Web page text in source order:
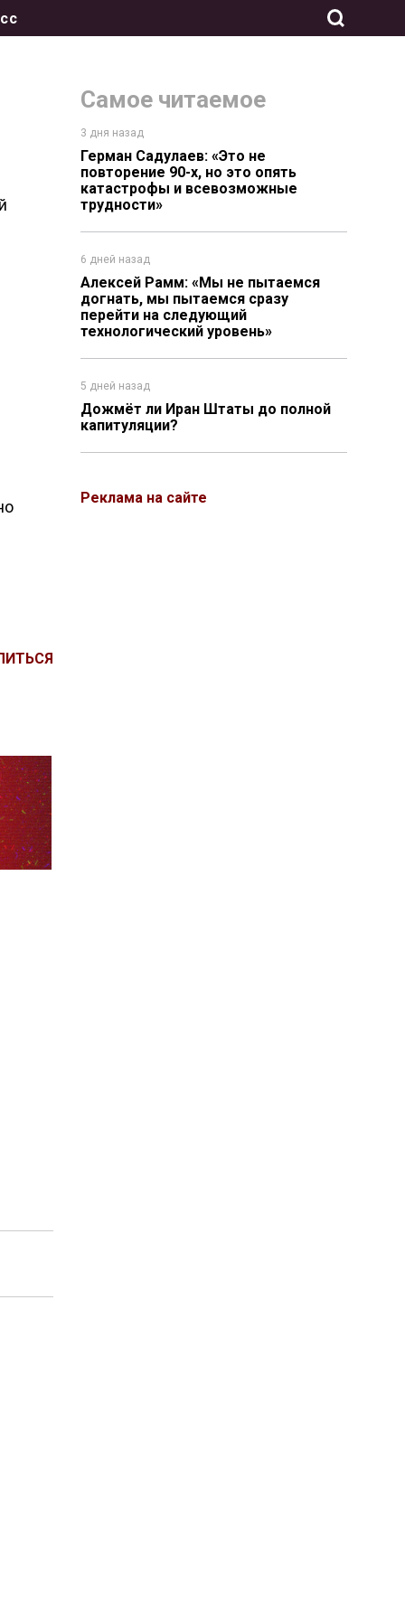
Самое читаемое
3 дня назад
Герман Садулаев: «Это не
повторение 90-х, но это опять
катастрофы и всевозможные
трудности»
6 дней назад
Алексей Рамм: «Мы не пытаемся
догнать, мы пытаемся сразу
перейти на следующий
технологический уровень»
5 дней назад
Дожмёт ли Иран Штаты до полной
капитуляции?
Реклама на сайте